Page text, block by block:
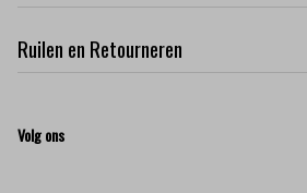
Ruilen en Retourneren
Volg ons